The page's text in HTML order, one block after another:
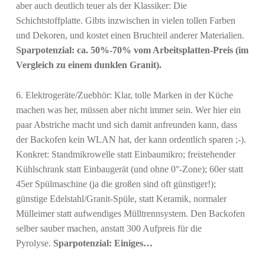
aber auch deutlich teuer als der Klassiker: Die
Schichtstoffplatte. Gibts inzwischen in vielen tollen Farben
und Dekoren, und kostet einen Bruchteil anderer Materialien.
Sparpotenzial: ca. 50%-70% vom Arbeitsplatten-Preis (im
Vergleich zu einem dunklen Granit).
6. Elektrogeräte/Zuebhör: Klar, tolle Marken in der Küche
machen was her, müssen aber nicht immer sein. Wer hier ein
paar Abstriche macht und sich damit anfreunden kann, dass
der Backofen kein WLAN hat, der kann ordentlich sparen ;-).
Konkret: Standmikrowelle statt Einbaumikro; freistehender
Kühlschrank statt Einbaugerät (und ohne 0°-Zone); 60er statt
45er Spülmaschine (ja die großen sind oft günstiger!);
günstige Edelstahl/Granit-Spüle, statt Keramik, normaler
Mülleimer statt aufwendiges Mülltrennsystem. Den Backofen
selber sauber machen, anstatt 300 Aufpreis für die
Pyrolyse. Sparpotenzial: Einiges…